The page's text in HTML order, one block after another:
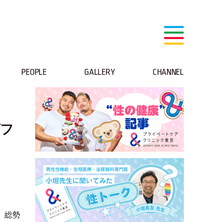
PEOPLE GALLERY CHANNEL
総勢